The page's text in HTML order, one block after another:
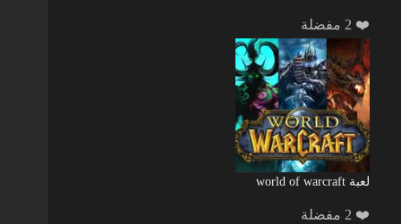
❤️ 2 مفضلة
لعبة world of warcraft
❤️ 2 مفضلة